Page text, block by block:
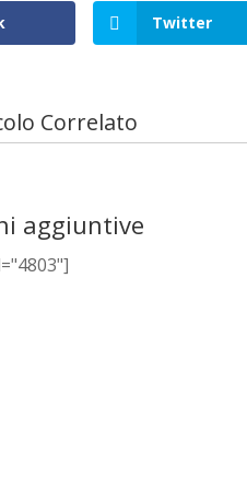
Twitter
Correlato
aggiuntive